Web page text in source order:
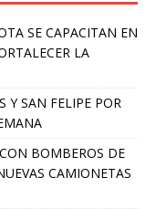
SE CAPACITAN EN
LA
Y SAN FELIPE POR
BOMBEROS DE
CAMIONETAS